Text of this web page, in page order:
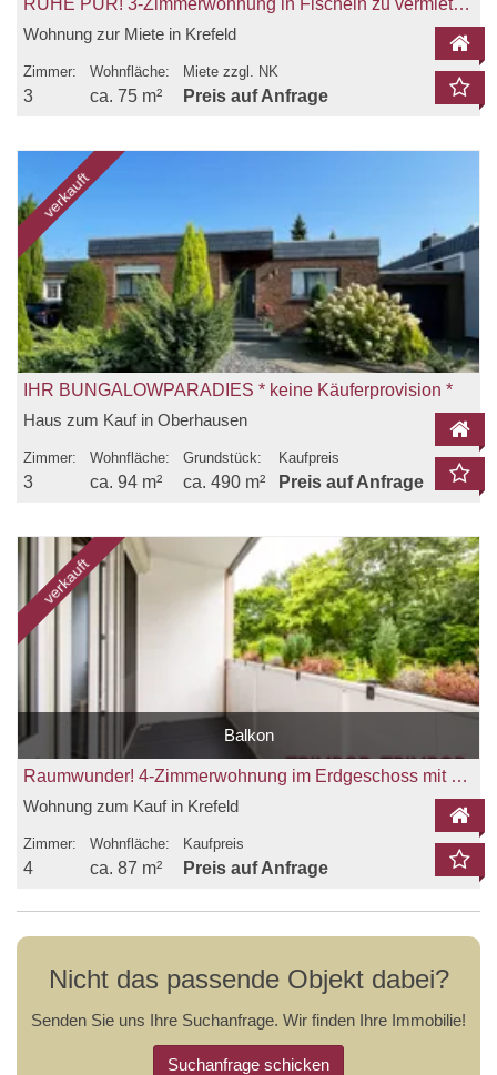
Wohnung zur Miete in Krefeld
Zimmer:
3
Wohnfläche:
ca. 75 m²
Miete zzgl. NK
Preis auf Anfrage
verkauft
IHR BUNGALOWPARADIES * keine Käuferprovision *
Haus zum Kauf in Oberhausen
Zimmer:
3
Wohnfläche:
ca. 94 m²
Grundstück:
ca. 490 m²
Kaufpreis
Preis auf Anfrage
verkauft
Balkon
Raumwunder! 4-Zimmerwohnung im Erdgeschoss mit Sonnenbalkon in Fischeln zu verkaufen!
Wohnung zum Kauf in Krefeld
Zimmer:
4
Wohnfläche:
ca. 87 m²
Kaufpreis
Preis auf Anfrage
Nicht das passende Objekt dabei?
Senden Sie uns Ihre Suchanfrage. Wir finden Ihre Immobilie!
Suchanfrage schicken